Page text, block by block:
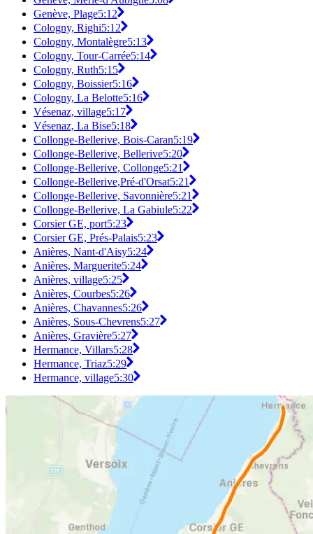
Genève, Plage5:12
Cologny, Righi5:12
Cologny, Montalègre5:13
Cologny, Tour-Carrée5:14
Cologny, Ruth5:15
Cologny, Boissier5:16
Cologny, La Belotte5:16
Vésenaz, village5:17
Vésenaz, La Bise5:18
Collonge-Bellerive, Bois-Caran5:19
Collonge-Bellerive, Bellerive5:20
Collonge-Bellerive, Collonge5:21
Collonge-Bellerive,Pré-d'Orsat5:21
Collonge-Bellerive, Savonnière5:21
Collonge-Bellerive, La Gabiule5:22
Corsier GE, port5:23
Corsier GE, Prés-Palais5:23
Anières, Nant-d'Aisy5:24
Anières, Marguerite5:24
Anières, village5:25
Anières, Courbes5:26
Anières, Chavannes5:26
Anières, Sous-Chevrens5:27
Anières, Gravière5:27
Hermance, Villars5:28
Hermance, Triaz5:29
Hermance, village5:30